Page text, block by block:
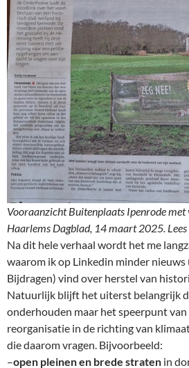
Vooraanzicht Buitenplaats Ipenrode met
Haarlems Dagblad, 14 maart 2025.
Na dit hele verhaal wordt het me
waarom ik op Linkedin minder nieuws
Bijdragen) vind over herstel van
Natuurlijk blijft het uiterst belangrijk
onderhouden maar het speerpunt van
reorganisatie in de richting van
die daarom vragen. Bijvoorbeeld:
–open pleinen en brede straten in